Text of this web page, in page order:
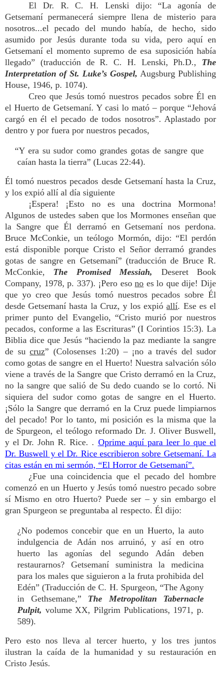
El Dr. R. C. H. Lenski dijo: “La agonía de
Getsemaní permanecerá siempre llena de misterio para
nosotros...el pecado del mundo había, de hecho, sido
asumido por Jesús durante toda su vida, pero aquí en
Getsemaní el momento supremo de esa suposición había
llegado” (traducción de R. C. H. Lenski, Ph.D., The
Interpretation of St. Luke’s Gospel, Augsburg Publishing
House, 1946, p. 1074).
Creo que Jesús tomó nuestros pecados sobre Él en
el Huerto de Getsemaní. Y casi lo mató – porque “Jehová
cargó en él el pecado de todos nosotros”. Aplastado por
dentro y por fuera por nuestros pecados,
“Y era su sudor como grandes gotas de sangre que
caían hasta la tierra” (Lucas 22:44).
Él tomó nuestros pecados desde Getsemaní hasta la Cruz,
y los expió allí al día siguiente
¡Espera! ¡Esto no es una doctrina Mormona!
Algunos de ustedes saben que los Mormones enseñan que
la Sangre que Él derramó en Getsemaní nos perdona.
Bruce McConkie, un teólogo Mormón, dijo: “El perdón
está disponible porque Cristo el Señor derramó grandes
gotas de sangre en Getsemaní” (traducción de Bruce R.
McConkie, The Promised Messiah,
Deseret Book
Company, 1978, p. 337). ¡Pero esono es lo que dije! Dije
que yo creo que Jesús tomó nuestros pecados sobre Él
desde Getsemaní hasta la Cruz, y los expióallí. Ese es el
primer punto del Evangelio, “Cristo murió por nuestros
pecados, conforme a las Escrituras” (I Corintios 15:3). La
Biblia dice que Jesús “haciendo la paz mediante la sangre
de su cruz” (Colosenses 1:20) – ¡no a través del sudor
como gotas de sangre en el Huerto! Nuestra salvación sólo
viene a través de la Sangre que Cristo derramó en la Cruz,
no la sangre que salió de Su dedo cuando se lo cortó. Ni
siquiera del sudor como gotas de sangre en el Huerto.
¡Sólo la Sangre que derramó en la Cruz puede limpiarnos
del pecado! Por lo tanto, mi posición es la misma que la
de Spurgeon, el teólogo reformado Dr. J. Oliver Buswell,
y el Dr. John R. Rice. . Oprime aquí para leer lo que el
Dr. Buswell y el Dr. Rice escribieron sobre Getsemaní. La
citas están en mi sermón, “El Horror de Getsemaní”.
¿Fue una coincidencia que el pecado del hombre
comenzó en un Huerto y Jesús tomó nuestro pecado sobre
sí Mismo en otro Huerto? Puede ser – y sin embargo el
gran Spurgeon se preguntaba al respecto. Él dijo:
¿No podemos concebir que en un Huerto, la auto
indulgencia de Adán nos arruinó, y así en otro
huerto las agonías del segundo Adán deben
restaurarnos? Getsemaní suministra la medicina
para los males que siguieron a la fruta prohibida del
Edén” (Traducción de C. H. Spurgeon, “The Agony
in Gethsemane,” The Metropolitan Tabernacle
Pulpit, volume XX, Pilgrim Publications, 1971, p.
589).
Pero esto nos lleva al tercer huerto, y los tres juntos
ilustran la caída de la humanidad y su restauración en
Cristo Jesús.